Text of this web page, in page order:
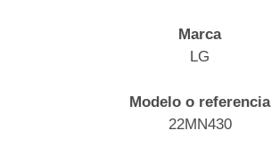
Marca
LG
Modelo o referencia
22MN430